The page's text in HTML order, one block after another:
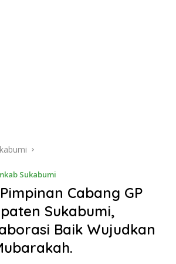
Sukabumi
Cabang GP
Sukabumi,
Baik Wujudkan